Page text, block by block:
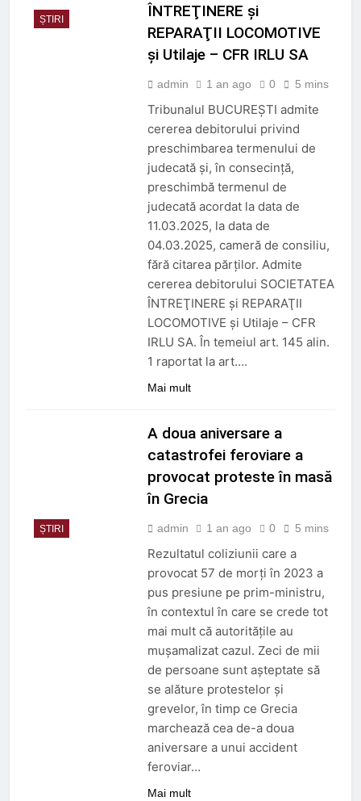
ȘTIRI
ÎNTREŢINERE şi
REPARAŢII LOCOMOTIVE
şi Utilaje – CFR IRLU SA
admin 1 an ago 0 5 mins
Tribunalul BUCUREŞTI admite
cererea debitorului privind
preschimbarea termenului de
judecată şi, în consecinţă,
preschimbă termenul de
judecată acordat la data de
11.03.2025, la data de
04.03.2025, cameră de consiliu,
fără citarea părţilor. Admite
cererea debitorului SOCIETATEA
ÎNTREŢINERE şi REPARAŢII
LOCOMOTIVE şi Utilaje – CFR
IRLU SA. În temeiul art. 145 alin.
1 raportat la art….
Mai mult
ȘTIRI
A doua aniversare a
catastrofei feroviare a
provocat proteste în masă
în Grecia
admin 1 an ago 0 5 mins
Rezultatul coliziunii care a
provocat 57 de morți în 2023 a
pus presiune pe prim-ministru,
în contextul în care se crede tot
mai mult că autoritățile au
mușamalizat cazul. Zeci de mii
de persoane sunt așteptate să
se alăture protestelor și
grevelor, în timp ce Grecia
marchează cea de-a doua
aniversare a unui accident
feroviar…
Mai mult